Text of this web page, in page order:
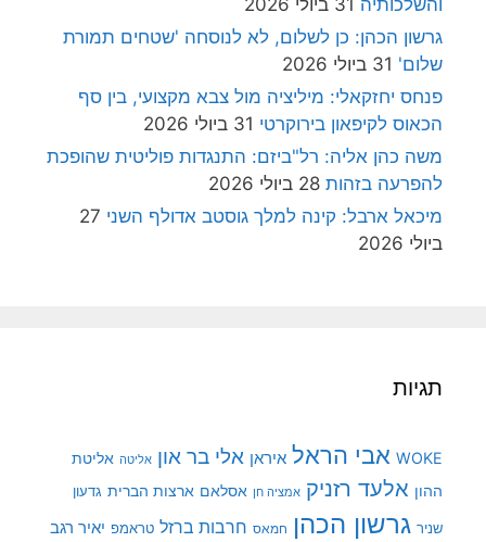
והשלכותיה 31 ביולי 2026
גרשון הכהן: כן לשלום, לא לנוסחה 'שטחים תמורת
שלום' 31 ביולי 2026
פנחס יחזקאלי: מיליציה מול צבא מקצועי, בין סף
הכאוס לקיפאון בירוקרטי 31 ביולי 2026
משה כהן אליה: רל"ביזם: התנגדות פוליטית שהופכת
להפרעה בזהות 28 ביולי 2026
מיכאל ארבל: קינה למלך גוסטב אדולף השני 27
ביולי 2026
תגיות
WOKE אבי הראל איראן אלי בר און אליטה אליטת
ההון אלעד רזניק אמציה חן אסלאם ארצות הברית גדעון
שניר גרשון הכהן חמאס חרבות ברזל טראמפ יאיר רגב